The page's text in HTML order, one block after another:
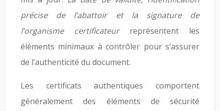
précise de l’abattoir et la signature de
l’organisme certificateur représentent les
éléments minimaux à contrôler pour s’assurer
de l’authenticité du document.
Les certificats authentiques comportent
généralement des éléments de sécurité